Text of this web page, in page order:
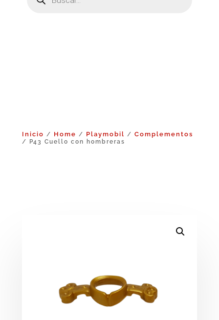
productos
Inicio / Home / Playmobil / Complementos
/ P43 Cuello con hombreras